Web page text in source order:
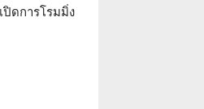
ปิดการโรมมิ่ง